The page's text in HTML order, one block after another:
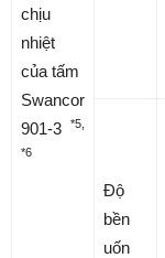
chịu
nhiệt
của tấm
Swancor
901-3
*5,
*6
Độ
bền
uốn